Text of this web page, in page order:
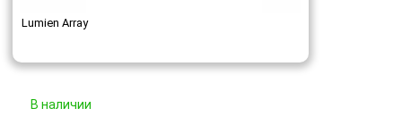
Lumien Array
В наличии